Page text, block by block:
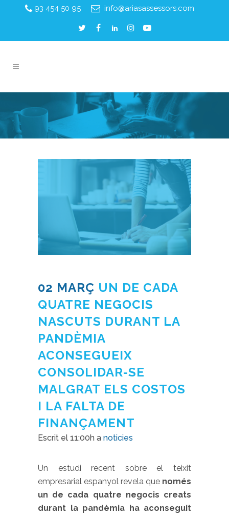
93 454 50 95 info@ariasassessors.com
02 MARÇ UN DE CADA
QUATRE NEGOCIS
NASCUTS DURANT LA
PANDÈMIA
ACONSEGUEIX
CONSOLIDAR-SE
MALGRAT ELS COSTOS
I LA FALTA DE
FINANÇAMENT
Escrit el 11:00h a noticies
Un estudi recent sobre el teixit
empresarial espanyol revela que només
un de cada quatre negocis creats
durant la pandèmia ha aconseguit